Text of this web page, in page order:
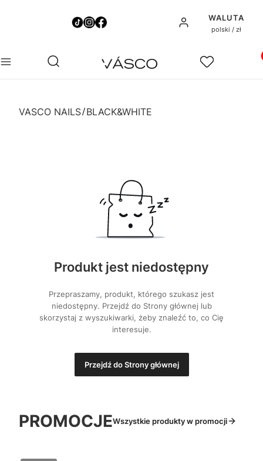
Zaloguj sięWALUTA
polski / zł
Menu Otwórz wyszukiwarkę
Szukaj Ulubione
VASCO NAILS BLACK&WHITE
Produkt jest niedostępny
Przepraszamy, produkt, którego szukasz jest
niedostępny. Przejdź do Strony głównej lub
skorzystaj z wyszukiwarki, żeby znaleźć to, co Cię
interesuje.
Przejdź do Strony głównej
PROMOCJEWszystkie produkty w promocji